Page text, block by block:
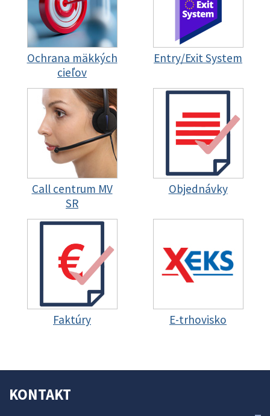
Ochrana mäkkých
cieľov
Entry/Exit System
Call centrum MV
SR
Objednávky
Faktúry E-trhovisko
KONTAKT